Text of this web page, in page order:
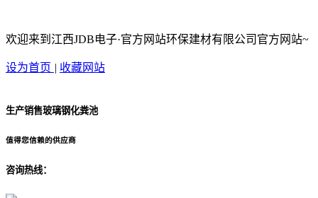
欢迎来到江西JDB电子·官方网站环保建材有限公司官方网站~
设为首页 | 收藏网站
生产销售玻璃钢化粪池
值得您信赖的供应商
咨询热线：